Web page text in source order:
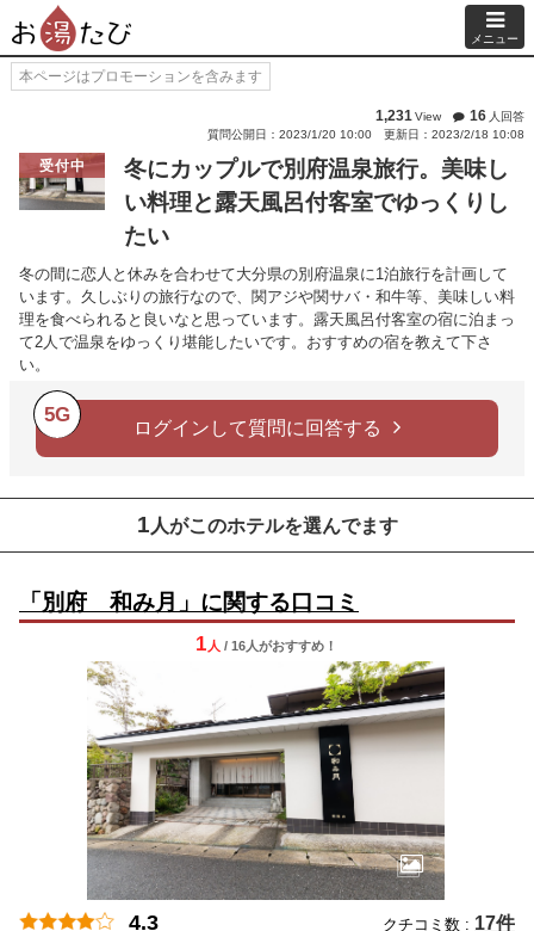
メニュー
本ページはプロモーションを含みます
1,231View 16 人回答
質問公開日：2023/1/20 10:00
更新日：2023/2/18 10:08
受付中
冬にカップルで別府温泉旅行。美味し
い料理と露天風呂付客室でゆっくりし
たい
冬の間に恋人と休みを合わせて大分県の別府温泉に1泊旅行を計画して
います。久しぶりの旅行なので、関アジや関サバ・和牛等、美味しい料
理を食べられると良いなと思っています。露天風呂付客室の宿に泊まっ
て2人で温泉をゆっくり堪能したいです。おすすめの宿を教えて下さ
い。
5G
ログインして質問に回答する
1 人がこのホテルを選んでます
「別府 和み月」に関する口コミ
1 人 / 16人がおすすめ！
4.3 クチコミ数 : 17件